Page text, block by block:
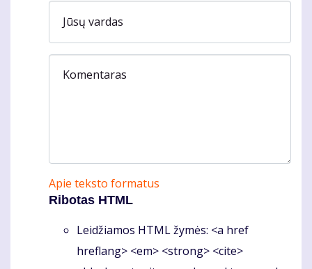
Jūsų vardas
Komentaras
Apie teksto formatus
Ribotas HTML
Leidžiamos HTML žymės: <a href
hreflang> <em> <strong> <cite>